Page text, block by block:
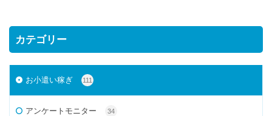
カテゴリー
お小遣い稼ぎ 111
アンケートモニター 34